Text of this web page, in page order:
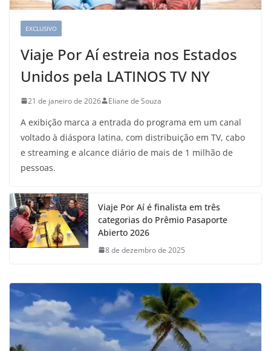
EXCLUSIVO
Viaje Por Aí estreia nos Estados
Unidos pela LATINOS TV NY
21 de janeiro de 2026 Eliane de Souza
A exibição marca a entrada do programa em um canal
voltado à diáspora latina, com distribuição em TV, cabo
e streaming e alcance diário de mais de 1 milhão de
pessoas.
Viaje Por Aí é finalista em três
categorias do Prêmio Pasaporte
Abierto 2026
8 de dezembro de 2025